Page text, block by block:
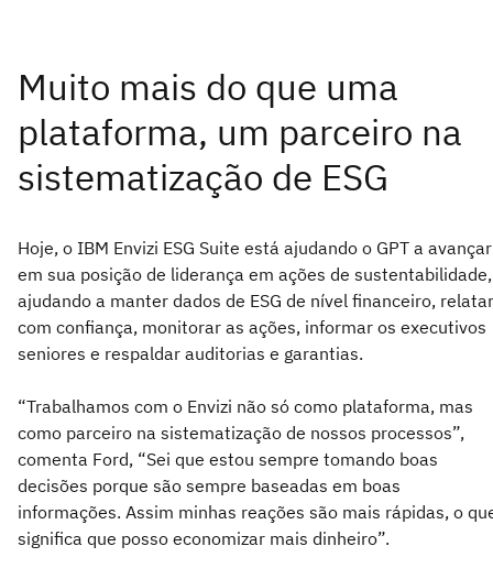
Hoje, o IBM Envizi ESG Suite está ajudando o GPT a avançar
em sua posição de liderança em ações de sustentabilidade,
ajudando a manter dados de ESG de nível financeiro, relatar
com confiança, monitorar as ações, informar os executivos
seniores e respaldar auditorias e garantias.
“Trabalhamos com o Envizi não só como plataforma, mas
como parceiro na sistematização de nossos processos”,
comenta Ford, “Sei que estou sempre tomando boas
decisões porque são sempre baseadas em boas
informações. Assim minhas reações são mais rápidas, o
significa que posso economizar mais dinheiro”.